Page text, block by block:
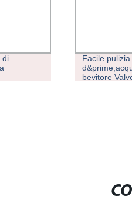
Facile pulizia dei contenitori
d&prime;acqua verdi in
bevitore Valvola in acciaio